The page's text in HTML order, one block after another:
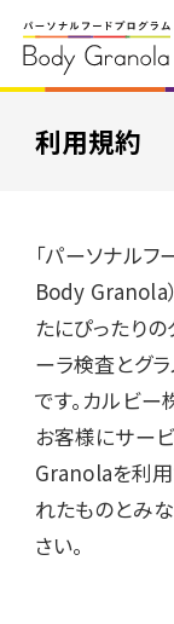
利用規約
「パーソナルフ
Body Granola
たにぴったりの
ーラ検査とグ
です。カルビー
お客様にサー
Granolaを利
れたものとみ
さい。